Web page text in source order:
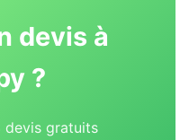
devis à
?
devis gratuits